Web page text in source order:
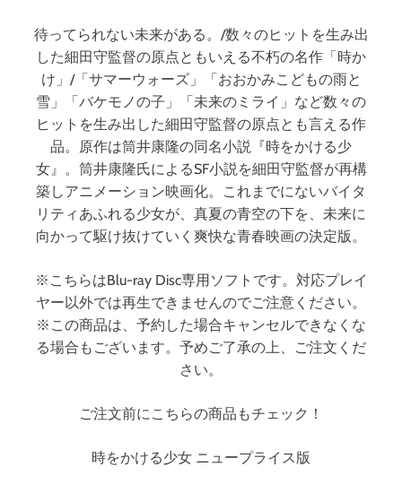
待ってられない未来がある。/数々のヒットを生み出
した細田守監督の原点ともいえる不朽の名作「時か
け」/「サマーウォーズ」「おおかみこどもの雨と
雪」「バケモノの子」「未来のミライ」など数々の
ヒットを生み出した細田守監督の原点とも言える作
品。原作は筒井康隆の同名小説『時をかける少
女』。筒井康隆氏によるSF小説を細田守監督が再構
築しアニメーション映画化。これまでにないバイタ
リティあふれる少女が、真夏の青空の下を、未来に
向かって駆け抜けていく爽快な青春映画の決定版。
※こちらはBlu-ray Disc専用ソフトです。対応プレイ
ヤー以外では再生できませんのでご注意ください。
※この商品は、予約した場合キャンセルできなくな
る場合もございます。予めご了承の上、ご注文くだ
さい。
ご注文前にこちらの商品もチェック！
時をかける少女 ニュープライス版